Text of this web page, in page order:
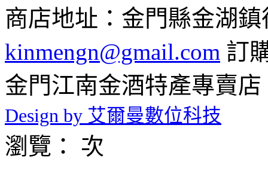
商店地址：金門縣金湖
kinmengn@gmail.com 訂
金門江南金酒特產專賣店
Design by 艾爾曼數位科技
瀏覽： 次